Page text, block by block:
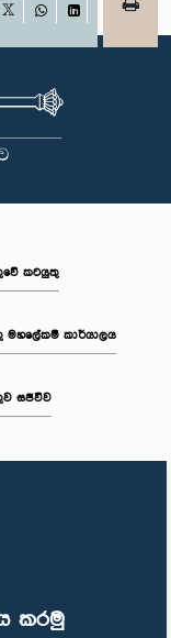
කරමු
WhatsAppLinkedIn
කටයුතු
මහලේකම් කාර්යාලය
සජීවීව